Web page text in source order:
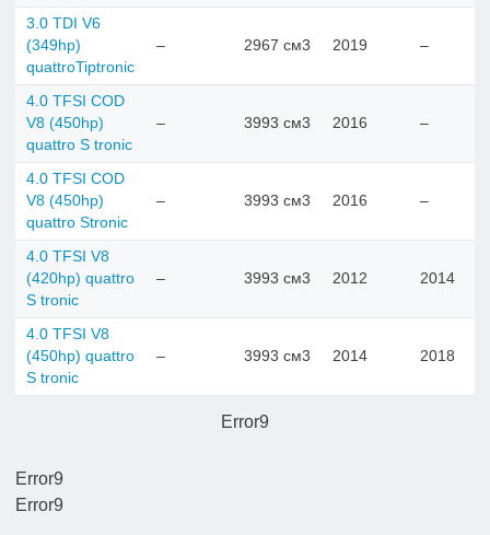
Error9
3.0 TDI V6
(349hp)
quattroTiptronic
– 2967 см3 2019 –
4.0 TFSI COD
V8 (450hp)
quattro S tronic
– 3993 см3 2016 –
4.0 TFSI COD
V8 (450hp)
quattro Stronic
– 3993 см3 2016 –
4.0 TFSI V8
(420hp) quattro
S tronic
– 3993 см3 2012 2014
4.0 TFSI V8
(450hp) quattro
S tronic
– 3993 см3 2014 2018
Error9
Error9